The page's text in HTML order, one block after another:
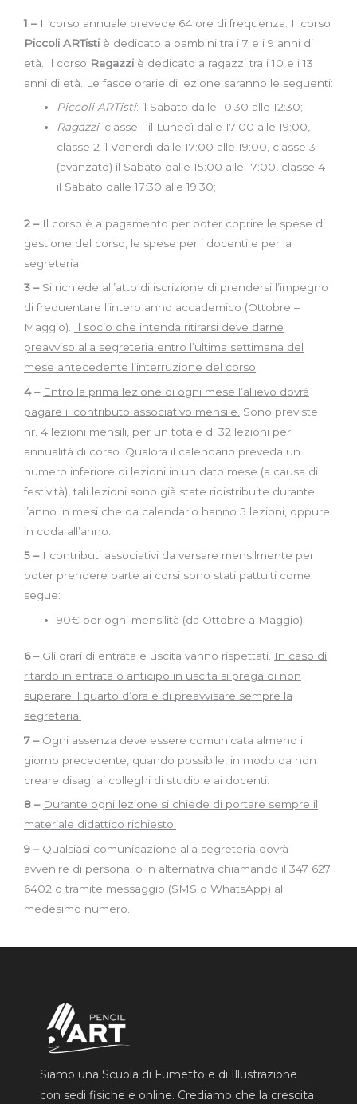
1 – Il corso annuale prevede 64 ore di frequenza. Il corso
Piccoli ARTisti è dedicato a bambini tra i 7 e i 9 anni di
età. Il corso Ragazzi è dedicato a ragazzi tra i 10 e i 13
anni di età. Le fasce orarie di lezione saranno le seguenti:
Piccoli ARTisti: il Sabato dalle 10:30 alle 12:30;
Ragazzi: classe 1 il Lunedì dalle 17:00 alle 19:00,
classe 2 il Venerdì dalle 17:00 alle 19:00, classe 3
(avanzato) il Sabato dalle 15:00 alle 17:00, classe 4
il Sabato dalle 17:30 alle 19:30;
2 –Il corso è a pagamento per poter coprire le spese di
gestione del corso, le spese per i docenti e per la
segreteria.
3 – Si richiede all’atto di iscrizione di prendersi l’impegno
di frequentare l’intero anno accademico (Ottobre –
Maggio). Il socio che intenda ritirarsi deve darne
preavviso alla segreteria entro l’ultima settimana del
mese antecedente l’interruzione del corso.
4 – Entro la prima lezione di ogni mese l’allievo dovrà
pagare il contributo associativo mensile. Sono previste
nr. 4 lezioni mensili, per un totale di 32 lezioni per
annualità di corso. Qualora il calendario preveda un
numero inferiore di lezioni in un dato mese (a causa di
festività), tali lezioni sono già state ridistribuite durante
l’anno in mesi che da calendario hanno 5 lezioni, oppure
in coda all’anno.
5 – I contributi associativi da versare mensilmente per
poter prendere parte ai corsi sono stati pattuiti come
segue:
90€ per ogni mensilità (da Ottobre a Maggio).
6 – Gli orari di entrata e uscita vanno rispettati. In caso di
ritardo in entrata o anticipo in uscita si prega di non
superare il quarto d’ora e di preavvisare sempre la
segreteria.
7 – Ogni assenza deve essere comunicata almeno il
giorno precedente, quando possibile, in modo da non
creare disagi ai colleghi di studio e ai docenti.
8 – Durante ogni lezione si chiede di portare sempre il
materiale didattico richiesto.
9 – Qualsiasi comunicazione alla segreteria dovrà
avvenire di persona, o in alternativa chiamando il 347 627
6402 o tramite messaggio (SMS o WhatsApp) al
medesimo numero.
Siamo una Scuola di Fumetto e di Illustrazione
con sedi fisiche e online. Crediamo che la crescita